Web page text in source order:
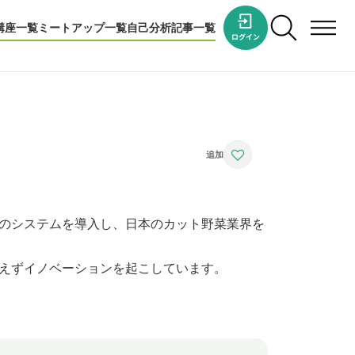
座一覧ミートアップ一覧自己分析記事一覧
システムを導入し、日本のカット野菜業界を
イノベーションを起こしています。